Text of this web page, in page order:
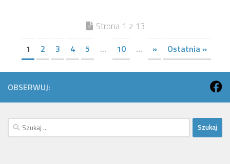
Strona 1 z 13
1 2 3 4 5 ... 10 ... » Ostatnia »
OBSERWUJ:
Szukaj: